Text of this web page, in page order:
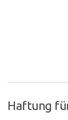
Haftung